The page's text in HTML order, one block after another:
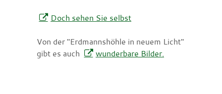
Doch sehen Sie selbst
Von der "Erdmannshöhle in neuem Licht"
gibt es auch
wunderbare Bilder.